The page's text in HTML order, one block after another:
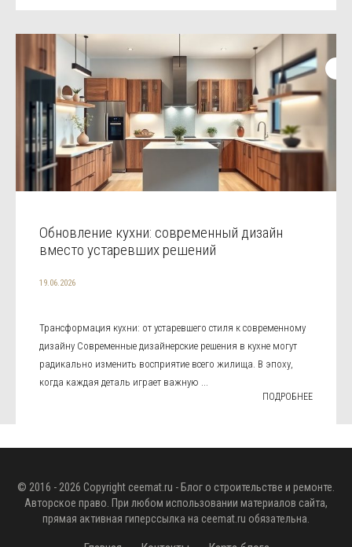
Обновление кухни: современный дизайн
вместо устаревших решений
19.06.2026
Трансформация кухни: от устаревшего стиля к современному
дизайну Современные дизайнерские решения в кухне могут
радикально изменить восприятие всего жилища. В эпоху,
когда каждая деталь играет важную ...
ПОДРОБНЕЕ
© 2016 - 2026 Copyright ceemat.ru - Блог о строительстве и ремонте.
Авторское право. При любом использовании материалов сайта,
прямая активная гиперссылка на ceemat.ru обязательна.